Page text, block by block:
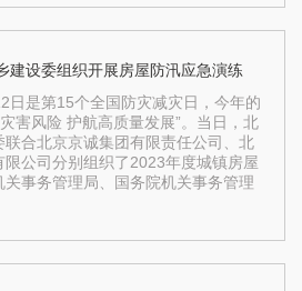
建设委组织开展房屋防汛应急演练
日是第15个全国防灾减灾日，今年的
害风险 护航高质量发展”。当日，北
合北京京诚集团有限责任公司、北
公司分别组织了2023年度城镇房屋
事务管理局、国务院机关事务管理